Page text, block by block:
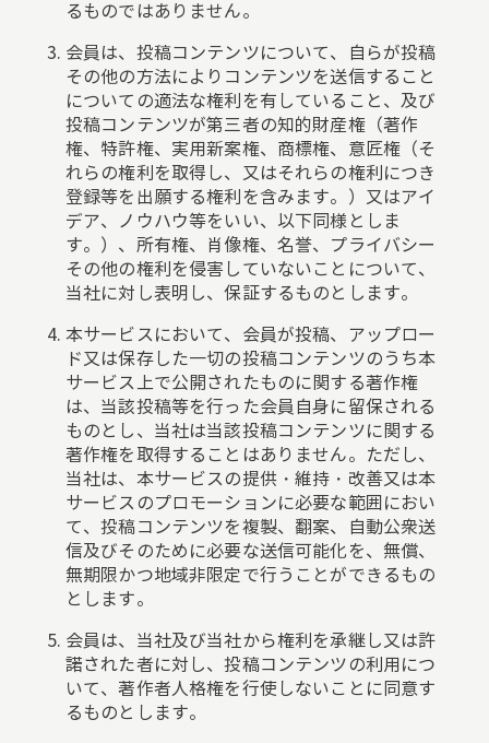
るものではありません。
会員は、投稿コンテンツについて、自らが投稿
その他の方法によりコンテンツを送信すること
についての適法な権利を有していること、及び
投稿コンテンツが第三者の知的財産権（著作
権、特許権、実用新案権、商標権、意匠権（そ
れらの権利を取得し、又はそれらの権利につき
登録等を出願する権利を含みます。）又はアイ
デア、ノウハウ等をいい、以下同様としま
す。）、所有権、肖像権、名誉、プライバシー
その他の権利を侵害していないことについて、
当社に対し表明し、保証するものとします。
本サービスにおいて、会員が投稿、アップロー
ド又は保存した一切の投稿コンテンツのうち本
サービス上で公開されたものに関する著作権
は、当該投稿等を行った会員自身に留保される
ものとし、当社は当該投稿コンテンツに関する
著作権を取得することはありません。ただし、
当社は、本サービスの提供・維持・改善又は本
サービスのプロモーションに必要な範囲におい
て、投稿コンテンツを複製、翻案、自動公衆送
信及びそのために必要な送信可能化を、無償、
無期限かつ地域非限定で行うことができるもの
とします。
会員は、当社及び当社から権利を承継し又は許
諾された者に対し、投稿コンテンツの利用につ
いて、著作者人格権を行使しないことに同意す
るものとします。